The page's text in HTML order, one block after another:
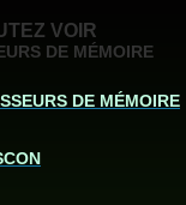
VOIR
DE MÉMOIRE
DE MÉMOIRE